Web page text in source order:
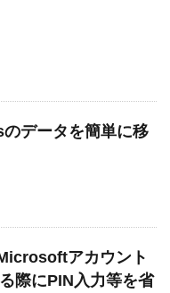
データを簡単に移
アカウント
際にPIN入力等を省